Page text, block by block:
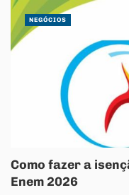
Como fazer a
Enem 2026
NEGÓCIOS